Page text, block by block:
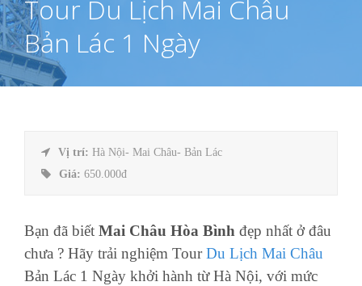
Tour Du Lịch Mai Châu
Bản Lác 1 Ngày
Vị trí: Hà Nội- Mai Châu- Bản Lác
Giá: 650.000đ
Bạn đã biết Mai Châu Hòa Bình đẹp nhất ở đâu
chưa ? Hãy trải nghiệm TourDu Lịch Mai Châu
Bản Lác 1 Ngày khởi hành từ Hà Nội, với mức